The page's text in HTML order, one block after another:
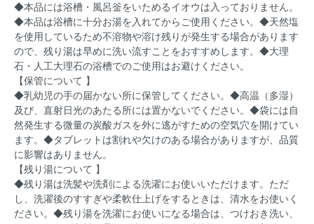
◆本品には浴槽・風呂釡をいためるイオウは入っておりません。
◆本品は浴槽に十分お湯を入れてからご使用ください。◆天然塩
を使用しているため不溶物や溶け残りが発生する場合があります
ので、残り湯は早めに洗い流すことをおすすめします。◆大理
石・人工大理石の浴槽でのご使用はお避けください。
【保管について 】
◆乳幼児の手の届かない所に保管してください。◆高温（多湿）
及び、直射日光のあたる所には置かないでください。◆袋には自
然発生する微量の炭酸ガスを外に逃がすための空気穴を開けてい
ます。◆タブレットは割れや欠けのある場合がありますが、品質
に影響はありません。
【残り湯について 】
◆残り湯は洗髪や洗剤による洗濯にお使いいただけます。ただ
し、洗濯後のすすぎや柔軟仕上げをするときは、清水をお使いく
ださい。◆残り湯を洗濯にお使いになる場合は、つけおき洗い、